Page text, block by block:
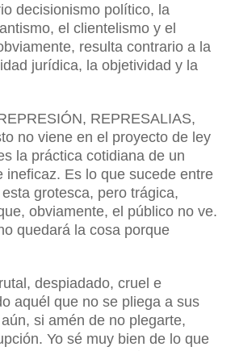
decisionismo político, la
el clientelismo y el
resulta contrario a la
jurídica, la objetividad y la
REPRESALIAS,
no viene en el proyecto de ley
la práctica cotidiana de un
ineficaz. Es lo que sucede entre
grotesca, pero trágica,
obviamente, el público no ve.
quedará la cosa porque
despiadado, cruel e
aquél que no se pliega a sus
si amén de no plegarte,
Yo sé muy bien de lo que